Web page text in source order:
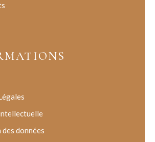
données